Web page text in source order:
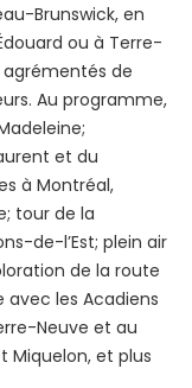
Brunswick, en
ou à Terre-
agrémentés de
Au programme,
et du
à Montréal,
tour de la
de-l’Est; plein air
de la route
avec les Acadiens
Neuve et au
Miquelon, et plus